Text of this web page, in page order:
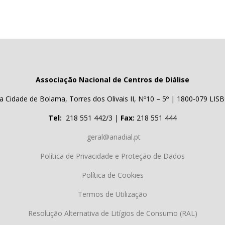
Associação Nacional de Centros de Diálise
Cidade de Bolama, Torres dos Olivais II, Nº10 – 5º | 1800-079
Tel: 218 551 442/3 | Fax: 218 551 444
geral@anadial.pt
Política de Privacidade e Proteção de Dados
Política de Cookies
Termos de Utilização
Resolução Alternativa de Litígios de Consumo (RAL)